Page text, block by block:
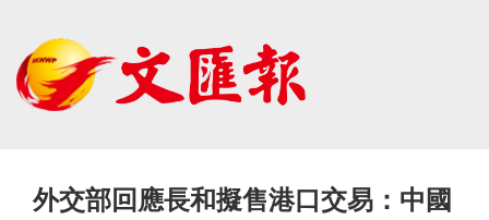
外交部回應長和擬售港口交易：中國